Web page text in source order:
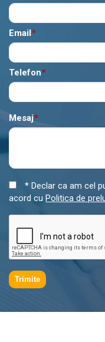
*
Email
*
Telefon
*
Mesaj
* Declar ca am cel
acord cu Politica de
Trimite